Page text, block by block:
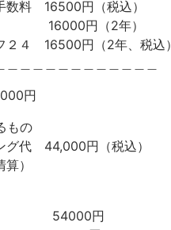
数料 16500円（税込）
円（2年）
２４ 16500円（2年、税込）
円
もの
グ代 44,000円（税込）
）
円